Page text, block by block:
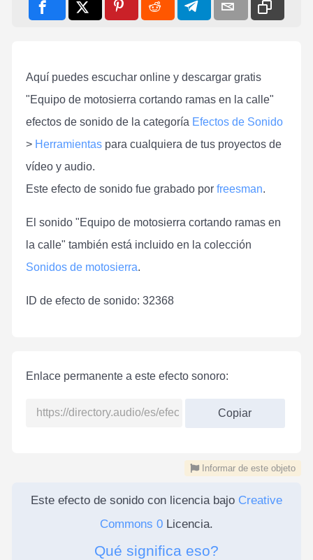
Aquí puedes escuchar online y descargar gratis
"Equipo de motosierra cortando ramas en la calle"
efectos de sonido de la categoría Efectos de Sonido
> Herramientas para cualquiera de tus proyectos de
vídeo y audio.
Este efecto de sonido fue grabado por freesman.
El sonido "Equipo de motosierra cortando ramas en
la calle" también está incluido en la colección
Sonidos de motosierra.
ID de efecto de sonido: 32368
Enlace permanente a este efecto sonoro:
Copiar
Informar de este objeto
Este efecto de sonido con licencia bajo Creative
Commons 0 Licencia.
Qué significa eso?